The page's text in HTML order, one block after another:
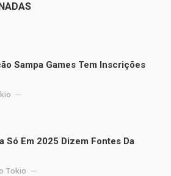
Sampa Games Tem Inscrições
Só Em 2025 Dizem Fontes Da
Tokio